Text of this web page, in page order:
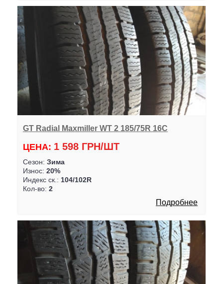
GT Radial Maxmiller WT 2 185/75R 16C
ЦЕНА: 1 598 ГРН/ШТ
Сезон: Зима
Износ: 20%
Индекс ск.: 104/102R
Кол-во: 2
Подробнее